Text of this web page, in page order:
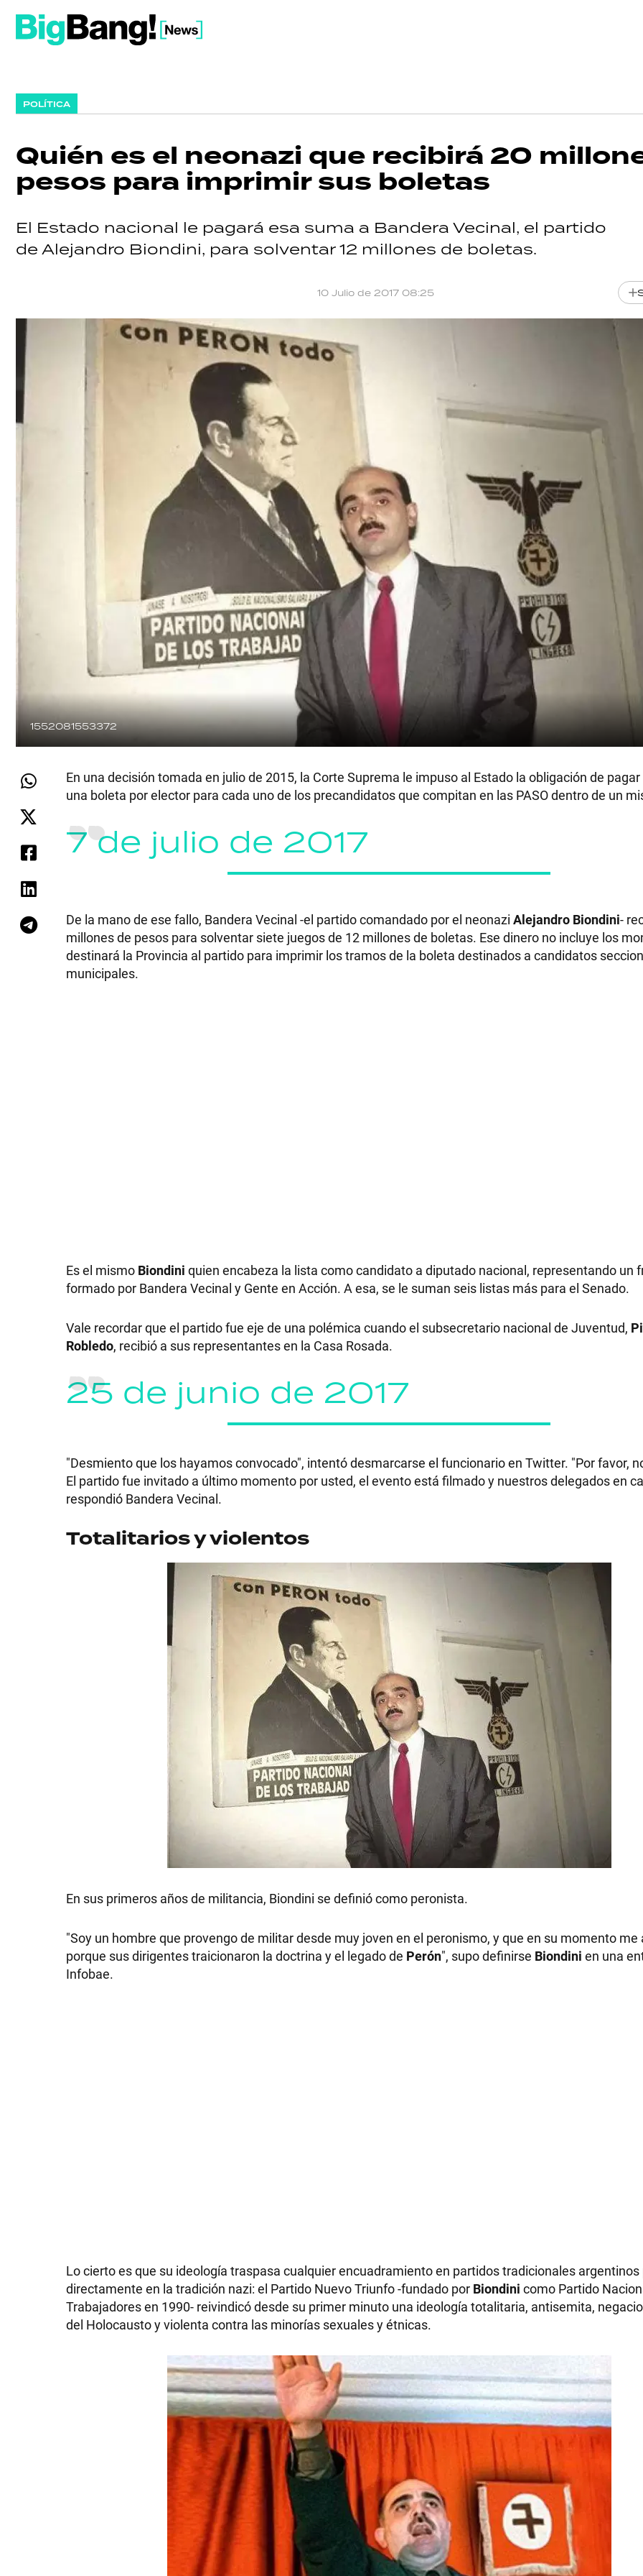
POLÍTICA
Quién es el neonazi que recibirá 20
pesos para imprimir sus boletas
El Estado nacional le pagará esa suma a Bandera Vecinal, el partido
de Alejandro Biondini, para solventar 12 millones de boletas.
10 Julio de 2017 08:25
1552081553372
En una decisión tomada en julio de 2015, la Corte Suprema le impuso al Estado la obligación de
una boleta por elector para cada uno de los precandidatos que compitan en las PASO dentro de un
7 de julio de 2017
De la mano de ese fallo, Bandera Vecinal -el partido comandado por el neonazi Alejandro Biondini-
millones de pesos para solventar siete juegos de 12 millones de boletas. Ese dinero no incluye los
destinará la Provincia al partido para imprimir los tramos de la boleta destinados a candidatos
municipales.
Es el mismo Biondini quien encabeza la lista como candidato a diputado nacional, representando un
formado por Bandera Vecinal y Gente en Acción. A esa, se le suman seis listas más para el Senado.
Vale recordar que el partido fue eje de una polémica cuando el subsecretario nacional de Juventud,
Robledo, recibió a sus representantes en la Casa Rosada.
25 de junio de 2017
"Desmiento que los hayamos convocado", intentó desmarcarse el funcionario en Twitter. "Por favor,
El partido fue invitado a último momento por usted, el evento está filmado y nuestros delegados en
respondió Bandera Vecinal.
Totalitarios y violentos
En sus primeros años de militancia, Biondini se definió como peronista.
"Soy un hombre que provengo de militar desde muy joven en el peronismo, y que en su momento me
porque sus dirigentes traicionaron la doctrina y el legado de Perón", supo definirse Biondini en una
Infobae.
Lo cierto es que su ideología traspasa cualquier encuadramiento en partidos tradicionales argentinos
directamente en la tradición nazi: el Partido Nuevo Triunfo -fundado por Biondini como Partido
Trabajadores en 1990- reivindicó desde su primer minuto una ideología totalitaria, antisemita,
del Holocausto y violenta contra las minorías sexuales y étnicas.
SHOW
ACTUALIDAD
POLICIALES
ECONOMÍA
HERMANO
DEPORTES
TECNOLOGÍA